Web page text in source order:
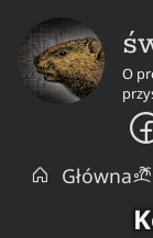
O
Główna